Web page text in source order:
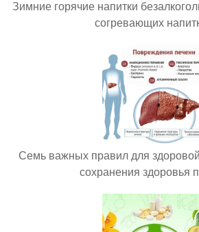
Зимние горячие напитки
согревающих
Семь важных правил для
сохранения здоровья